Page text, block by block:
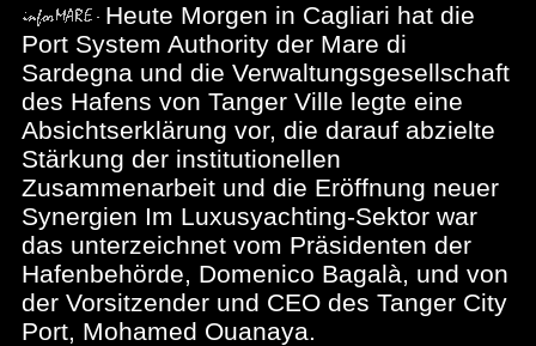
Heute Morgen in Cagliari hat die
Port System Authority der Mare di
Sardegna und die Verwaltungsgesellschaft
des Hafens von Tanger Ville legte eine
Absichtserklärung vor, die darauf abzielte
Stärkung der institutionellen
Zusammenarbeit und die Eröffnung neuer
Synergien Im Luxusyachting-Sektor war
das unterzeichnet vom Präsidenten der
Hafenbehörde, Domenico Bagalà, und von
der Vorsitzender und CEO des Tanger City
Port, Mohamed Ouanaya.